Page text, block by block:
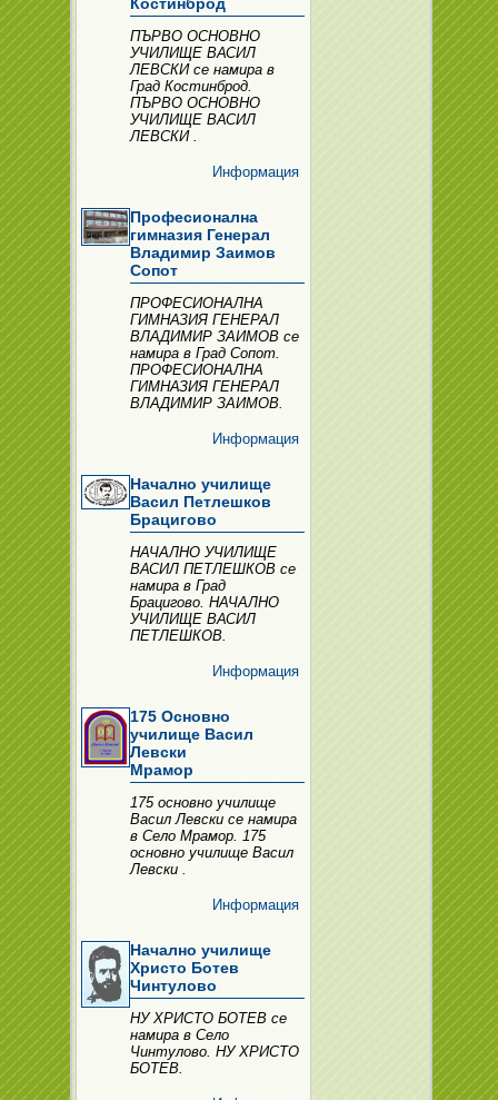
ПЪРВО ОСНОВНО
УЧИЛИЩЕ ВАСИЛ
ЛЕВСКИ се намира в
Град Костинброд.
ПЪРВО ОСНОВНО
УЧИЛИЩЕ ВАСИЛ
ЛЕВСКИ .
Информация
Професионална
гимназия Генерал
Владимир Заимов
Сопот
ПРОФЕСИОНАЛНА
ГИМНАЗИЯ ГЕНЕРАЛ
ВЛАДИМИР ЗАИМОВ се
намира в Град Сопот.
ПРОФЕСИОНАЛНА
ГИМНАЗИЯ ГЕНЕРАЛ
ВЛАДИМИР ЗАИМОВ.
Информация
Начално училище
Васил Петлешков
Брацигово
НАЧАЛНО УЧИЛИЩЕ
ВАСИЛ ПЕТЛЕШКОВ се
намира в Град
Брацигово. НАЧАЛНО
УЧИЛИЩЕ ВАСИЛ
ПЕТЛЕШКОВ.
Информация
175 Основно
училище Васил
Левски
Мрамор
175 основно училище
Васил Левски се намира
в Село Мрамор. 175
основно училище Васил
Левски .
Информация
Начално училище
Христо Ботев
Чинтулово
НУ ХРИСТО БОТЕВ се
намира в Село
Чинтулово. НУ ХРИСТО
БОТЕВ.